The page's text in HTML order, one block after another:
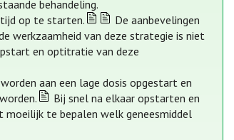
behandeling.
op te starten.
De aanbevelingen
werkzaamheid van deze strategie is niet
en optitratie van deze
aan een lage dosis opgestart en
Bij snel na elkaar opstarten en
moeilijk te bepalen welk geneesmiddel